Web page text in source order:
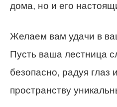
дома, но и его
Желаем вам удачи в
Пусть ваша лестница
безопасно, радуя глаз
пространству